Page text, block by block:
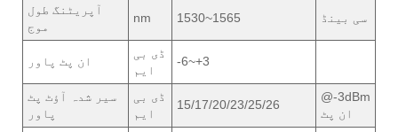
آپریٹنگ طول
موج
nm 1530~1565 سی بینڈ
ان پٹ پاور
ڈی بی
ایم
-6~+3
سیر شدہ آؤٹ پٹ
پاور
ڈی بی
ایم
15/17/20/23/25/26
@-3dBm
ان پٹ